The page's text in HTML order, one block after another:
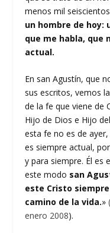
menos mil
un hombre de hoy:
que me habla, que
actual.
En san Agustín, que
sus escritos, vemos
de la fe que viene de
Hijo de Dios e Hijo
esta fe no es de
es siempre actual,
y para siempre. Él es
este modo san
este Cristo
camino de la vida.»
enero 2008).